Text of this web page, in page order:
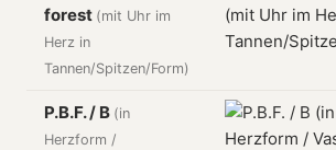
forest (mit Uhr im
Herz in
Tannen/Spitzen/Form)
P.B.F. / B (in
Herzform /